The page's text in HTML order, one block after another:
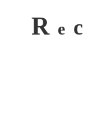
R e c